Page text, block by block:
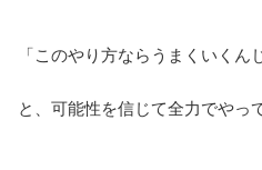
「このやり方ならうまくいくん
と、可能性を信じて全力でやって